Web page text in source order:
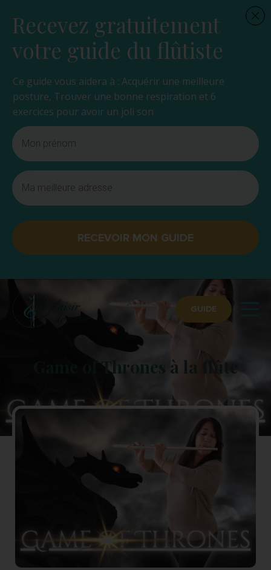
GUIDE
Game of Thrones à la flûte
Recevez gratuitement
votre guide du flûtiste
Ce guide vous aidera à : Acquérir une meilleure
posture, Trouver une bonne respiration et 6
exercices pour avoir un joli son
RECEVOIR MON GUIDE